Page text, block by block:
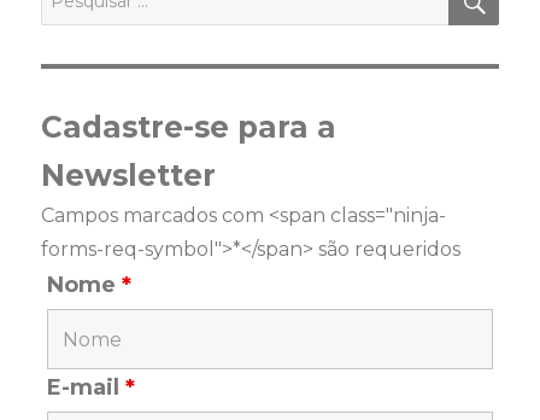
por:
Cadastre-se para a
Newsletter
Campos marcados com <span class="ninja-
forms-req-symbol">*</span> são requeridos
Nome*
E-mail*